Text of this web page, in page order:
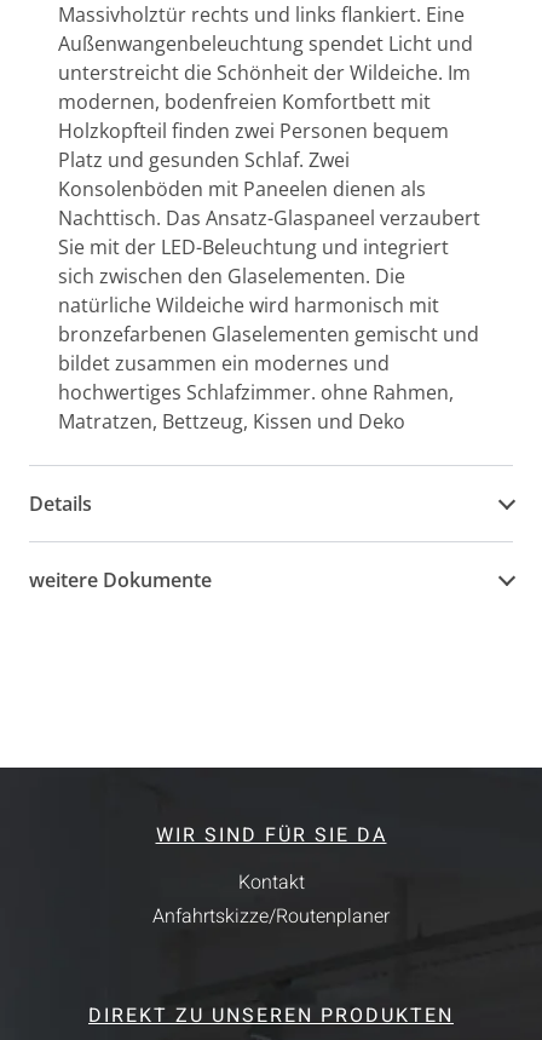
Massivholztür rechts und links flankiert. Eine
Außenwangenbeleuchtung spendet Licht und
unterstreicht die Schönheit der Wildeiche. Im
modernen, bodenfreien Komfortbett mit
Holzkopfteil finden zwei Personen bequem
Platz und gesunden Schlaf. Zwei
Konsolenböden mit Paneelen dienen als
Nachttisch. Das Ansatz-Glaspaneel verzaubert
Sie mit der LED-Beleuchtung und integriert
sich zwischen den Glaselementen. Die
natürliche Wildeiche wird harmonisch mit
bronzefarbenen Glaselementen gemischt und
bildet zusammen ein modernes und
hochwertiges Schlafzimmer. ohne Rahmen,
Matratzen, Bettzeug, Kissen und Deko
Details
weitere Dokumente
WIR SIND FÜR SIE DA
Kontakt
Anfahrtskizze/Routenplaner
DIREKT ZU UNSEREN PRODUKTEN